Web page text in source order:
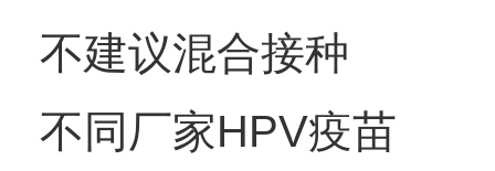
不建议混合接种
不同厂家HPV疫苗